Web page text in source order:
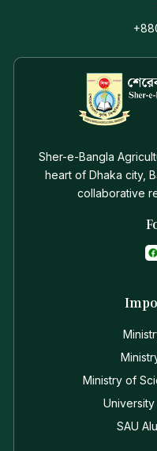
Sher-e-Bangla
heart of Dhaka city,
collaborative
Ministry of
University
SAU